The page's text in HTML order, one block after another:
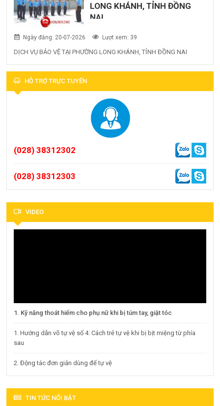
LONG KHÁNH, TỈNH ĐỒNG
NAI
Ngày đăng: 20-07-2026 Lượt xem: 39
DỊCH VỤ BẢO VỆ TẠI PHƯỜNG LONG KHÁNH, TỈNH ĐỒNG NAI
HỖ TRỢ TRỰC TUYẾN
(028) 38312302
(028) 38312303
VIDEO
1. Kỹ năng thoát hiểm cho phụ nữ khi bị túm tay, giật tóc
1. Hướng dẫn võ tự vệ số 4: Cách trẻ tự vệ khi bị bịt miệng từ phía
sau
2. Động tác đơn giản dùng để tự vệ
TIN TỨC NỔI BẬT